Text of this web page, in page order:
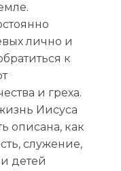
лично и
к
и греха.
Иисуса
описана, как
служение,
детей